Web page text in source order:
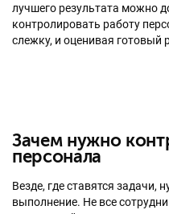
лучшего результата можно
контролировать работу
слежку, и оценивая готовый
Зачем нужно
персонала
Везде, где ставятся задачи,
выполнение. Не все